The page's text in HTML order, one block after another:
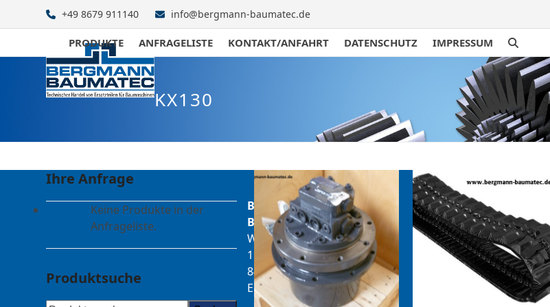
+49 8679 911140 info@bergmann-baumatec.de
PRODUKTE ANFRAGELISTE KONTAKT/ANFAHRT DATENSCHUTZ IMPRESSUM
KX130
Ihre Anfrage
Keine Produkte in der
Anfrageliste.
Produktsuche
Bergmann
Baumatec
Watzmannstraße
1
84547
Emmerting